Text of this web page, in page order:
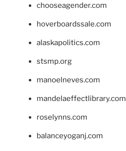
chooseagender.com
hoverboardssale.com
alaskapolitics.com
stsmp.org
manoelneves.com
mandelaeffectlibrary.com
roselynns.com
balanceyoganj.com